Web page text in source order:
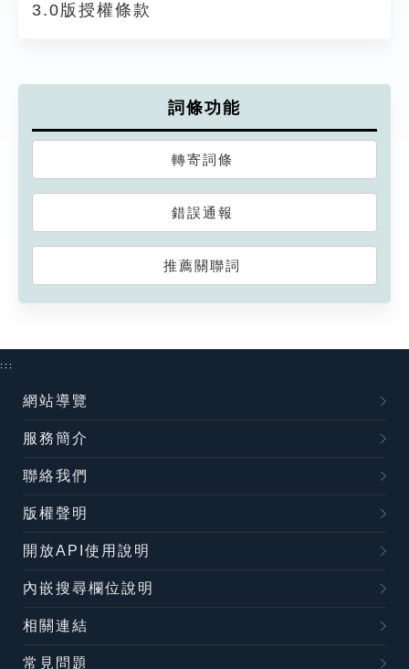
3.0版授權條款
詞條功能
轉寄詞條
錯誤通報
推薦關聯詞
:::
網站導覽
服務簡介
聯絡我們
版權聲明
開放API使用說明
內嵌搜尋欄位說明
相關連結
常見問題